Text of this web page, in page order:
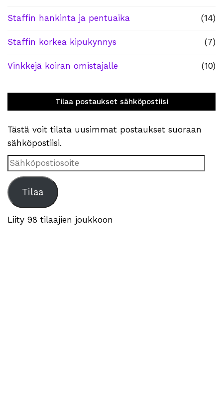
Staffin hankinta ja pentuaika (14)
Staffin korkea kipukynnys (7)
Vinkkejä koiran omistajalle (10)
Tilaa postaukset sähköpostiisi
Tästä voit tilata uusimmat postaukset suoraan
sähköpostiisi.
Sähköpostiosoite
Tilaa
Liity 98 tilaajien joukkoon